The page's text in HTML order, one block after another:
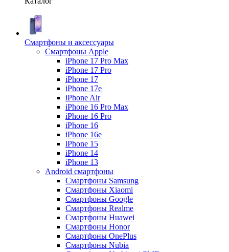
Смартфоны и аксессуары
Смартфоны Apple
iPhone 17 Pro Max
iPhone 17 Pro
iPhone 17
iPhone 17e
iPhone Air
iPhone 16 Pro Max
iPhone 16 Pro
iPhone 16
iPhone 16e
iPhone 15
iPhone 14
iPhone 13
Android cмартфоны
Смартфоны Samsung
Смартфоны Xiaomi
Смартфоны Google
Смартфоны Realme
Смартфоны Huawei
Смартфоны Honor
Смартфоны OnePlus
Смартфоны Nubia